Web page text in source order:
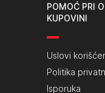
POMOĆ PRI
KUPOVINI
Uslovi
Politika
Isporuka